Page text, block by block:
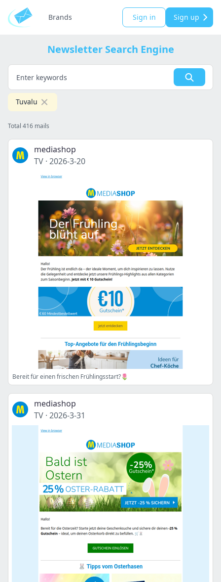
Brands Sign in Sign up
Newsletter Search Engine
Tuvalu
Total 416 mails
mediashop
TV · 2026-3-20
Bereit für einen frischen Frühlingsstart?🌷
mediashop
TV · 2026-3-31